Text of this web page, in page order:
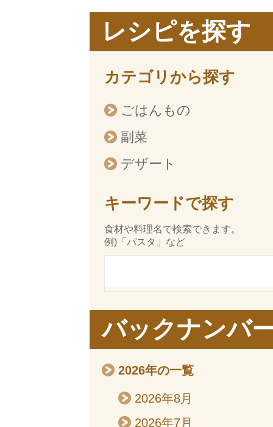
レシピを探す
カテゴリから探す
ごはんもの
副菜
デザート
キーワードで探す
食材や料理名で検索できます。
例)「パスタ」など
バックナンバ
2026年の一覧
2026年8月
2026年7月